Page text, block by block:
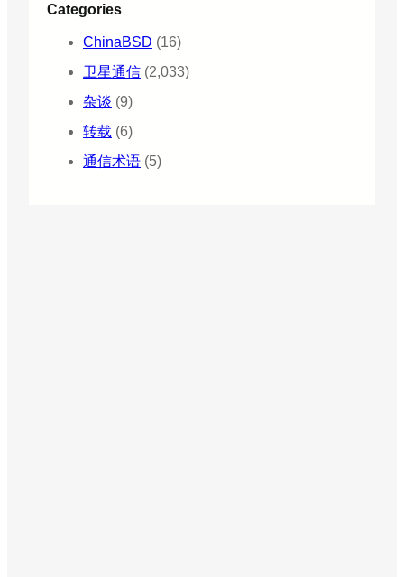
Categories
ChinaBSD (16)
卫星通信 (2,033)
杂谈 (9)
转载 (6)
通信术语 (5)